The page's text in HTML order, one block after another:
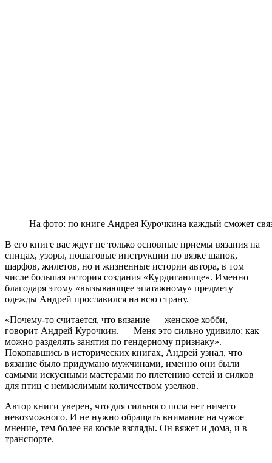
На фото: по книге Андрея Курочкина каждый сможет
В его книге вас ждут не только основные приемы вязания на
спицах, узоры, пошаговые инструкции по вязке шапок,
шарфов, жилетов, но и жизненные истории автора, в том
числе большая история создания «Курдиганище». Именно
благодаря этому «вызывающее эпатажному» предмету
одежды Андрей прославился на всю страну.
«Почему-то считается, что вязание — женское хобби, —
говорит Андрей Курочкин. — Меня это сильно удивило: как
можно разделять занятия по гендерному признаку».
Покопавшись в исторических книгах, Андрей узнал, что
вязание было придумано мужчинами, именно они были
самыми искусными мастерами по плетению сетей и силков
для птиц с немыслимым количеством узелков.
Автор книги уверен, что для сильного пола нет ничего
невозможного. И не нужно обращать внимание на чужое
мнение, тем более на косые взгляды. Он вяжет и дома, и в
транспорте.